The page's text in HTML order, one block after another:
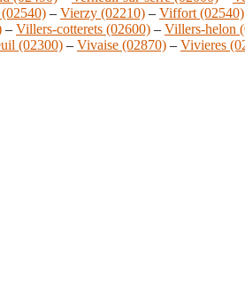
– Vierzy (02210) – Viffort (02540)
– Villers-cotterets (02600) – Villers-helon
(02300) – Vivaise (02870) – Vivieres